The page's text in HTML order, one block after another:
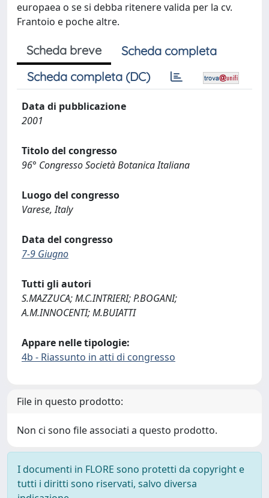
europaea o se si debba ritenere valida per la cv.
Frantoio e poche altre.
Scheda breve
Scheda completa
Scheda completa (DC)
Data di pubblicazione
2001
Titolo del congresso
96° Congresso Società Botanica Italiana
Luogo del congresso
Varese, Italy
Data del congresso
7-9 Giugno
Tutti gli autori
S.MAZZUCA; M.C.INTRIERI; P.BOGANI;
A.M.INNOCENTI; M.BUIATTI
Appare nelle tipologie:
4b - Riassunto in atti di congresso
File in questo prodotto:
Non ci sono file associati a questo prodotto.
I documenti in FLORE sono protetti da copyright e
tutti i diritti sono riservati, salvo diversa